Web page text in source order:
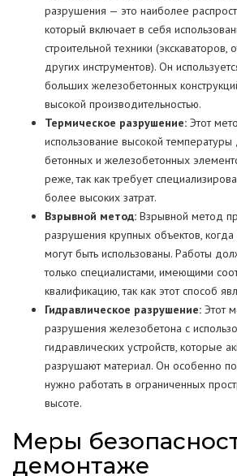
разрушения — это наиболее
который включает в себя
строительной техники (экскаваторов,
других инструментов). Он
больших железобетонных
высокой производительностью.
Термическое разрушение: Этот
использование высокой
бетонных и железобетонных
реже, так как требует
более высоких затрат.
Взрывной метод: Взрывной метод
разрушения крупных объектов,
могут быть использованы. Работы
только специалистами, имеющими
квалификацию, так как этот способ
Гидравлическое разрушение: Этот
разрушения железобетона с
гидравлических устройств, которые
разрушают материал. Он особенно
нужно работать в ограниченных
высоте.
Меры
демонтаже